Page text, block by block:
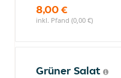
8,00 €
inkl. Pfand (0,00 €)
Grüner Salat